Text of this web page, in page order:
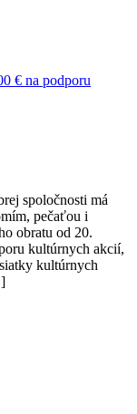
€ na podporu
spoločnosti má
pečaťou i
obratu od 20.
kultúrnych akcií,
kultúrnych